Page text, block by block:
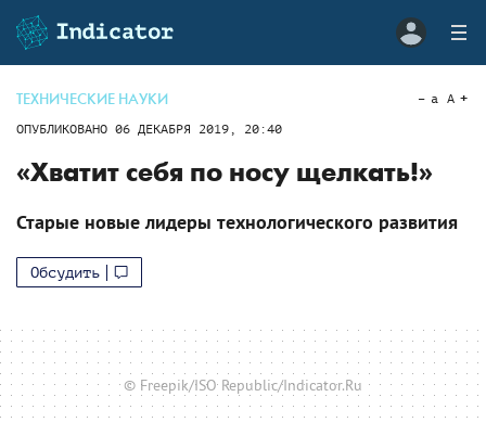
ТЕХНИЧЕСКИЕ НАУКИ
ОПУБЛИКОВАНО 06 ДЕКАБРЯ 2019, 20:40
a A
«Хватит себя по носу щелкать!»
Старые новые лидеры технологического развития
Обсудить
© Freepik/ISO Republic/Indicator.Ru